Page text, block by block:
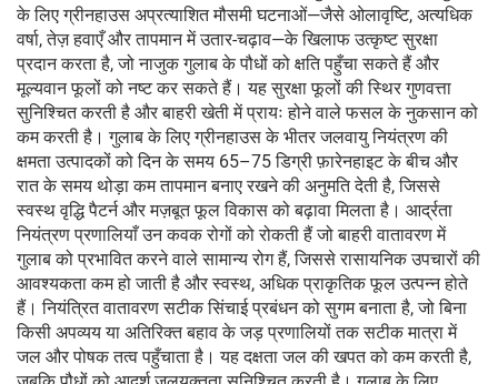
के लिए ग्रीनहाउस अप्रत्याशित मौसमी घटनाओं—जैसे ओलावृष्टि, अत्यधिक
वर्षा, तेज़ हवाएँ और तापमान में उतार-चढ़ाव—के खिलाफ उत्कृष्ट सुरक्षा
प्रदान करता है, जो नाजुक गुलाब के पौधों को क्षति पहुँचा सकते हैं और
मूल्यवान फूलों को नष्ट कर सकते हैं। यह सुरक्षा फूलों की स्थिर गुणवत्ता
सुनिश्चित करती है और बाहरी खेती में प्रायः होने वाले फसल के नुकसान को
कम करती है। गुलाब के लिए ग्रीनहाउस के भीतर जलवायु नियंत्रण की
क्षमता उत्पादकों को दिन के समय 65–75 डिग्री फ़ारेनहाइट के बीच और
रात के समय थोड़ा कम तापमान बनाए रखने की अनुमति देती है, जिससे
स्वस्थ वृद्धि पैटर्न और मज़बूत फूल विकास को बढ़ावा मिलता है। आर्द्रता
नियंत्रण प्रणालियाँ उन कवक रोगों को रोकती हैं जो बाहरी वातावरण में
गुलाब को प्रभावित करने वाले सामान्य रोग हैं, जिससे रासायनिक उपचारों की
आवश्यकता कम हो जाती है और स्वस्थ, अधिक प्राकृतिक फूल उत्पन्न होते
हैं। नियंत्रित वातावरण सटीक सिंचाई प्रबंधन को सुगम बनाता है, जो बिना
किसी अपव्यय या अतिरिक्त बहाव के जड़ प्रणालियों तक सटीक मात्रा में
जल और पोषक तत्व पहुँचाता है। यह दक्षता जल की खपत को कम करती है,